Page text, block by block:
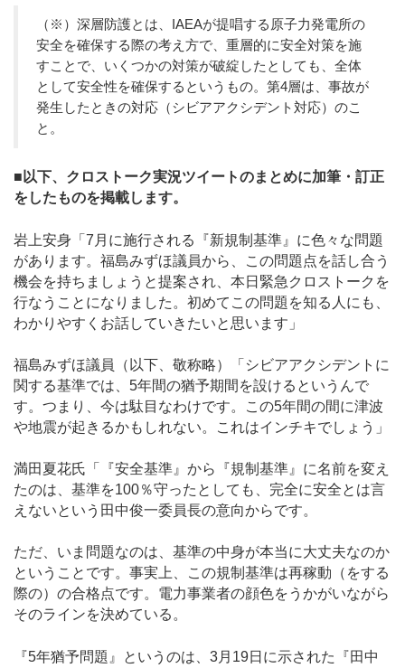
（※）深層防護とは、IAEAが提唱する原子力発電所の
安全を確保する際の考え方で、重層的に安全対策を施
すことで、いくつかの対策が破綻したとしても、全体
として安全性を確保するというもの。第4層は、事故が
発生したときの対応（シビアアクシデント対応）のこ
と。
■以下、クロストーク実況ツイートのまとめに加筆・訂正
をしたものを掲載します。
岩上安身「7月に施行される『新規制基準』に色々な問題
があります。福島みずほ議員から、この問題点を話し合う
機会を持ちましょうと提案され、本日緊急クロストークを
行なうことになりました。初めてこの問題を知る人にも、
わかりやすくお話していきたいと思います」
福島みずほ議員（以下、敬称略）「シビアアクシデントに
関する基準では、5年間の猶予期間を設けるというんで
す。つまり、今は駄目なわけです。この5年間の間に津波
や地震が起きるかもしれない。これはインチキでしょう」
満田夏花氏「『安全基準』から『規制基準』に名前を変え
たのは、基準を100％守ったとしても、完全に安全とは言
えないという田中俊一委員長の意向からです。
ただ、いま問題なのは、基準の中身が本当に大丈夫なのか
ということです。事実上、この規制基準は再稼動（をする
際の）の合格点です。電力事業者の顔色をうかがいながら
そのラインを決めている。
『5年猶予問題』というのは、3月19日に示された『田中